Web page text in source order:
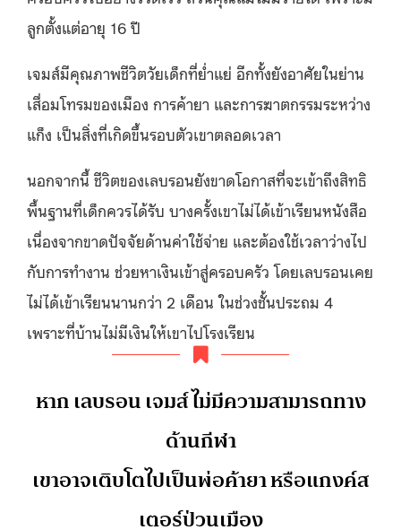
ลูกตั้งแต่อายุ 16 ปี
เจมส์มีคุณภาพชีวิตวัยเด็กที่ย่ำแย่ อีกทั้งยังอาศัยในย่าน
เสื่อมโทรมของเมือง การค้ายา และการฆาตกรรมระหว่าง
แก็ง เป็นสิ่งที่เกิดขึ้นรอบตัวเขาตลอดเวลา
นอกจากนี้ ชีวิตของเลบรอนยังขาดโอกาสที่จะเข้าถึงสิทธิ
พื้นฐานที่เด็กควรได้รับ บางครั้งเขาไม่ได้เข้าเรียนหนังสือ
เนื่องจากขาดปัจจัยด้านค่าใช้จ่าย และต้องใช้เวลาว่างไป
กับการทำงาน ช่วยหาเงินเข้าสู่ครอบครัว โดยเลบรอนเคย
ไม่ได้เข้าเรียนนานกว่า 2 เดือน ในช่วงชั้นประถม 4
เพราะที่บ้านไม่มีเงินให้เขาไปโรงเรียน
หาก เลบรอน เจมส์ ไม่มีความสามารถทาง
ด้านกีฬา
เขาอาจเติบโตไปเป็นพ่อค้ายา หรือแกงค์ส
เตอร์ป่วนเมือง